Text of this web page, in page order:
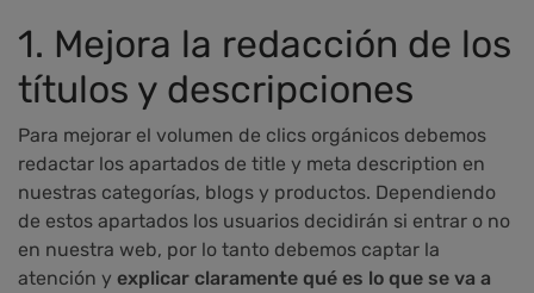
1. Mejora la redacción de los
títulos y descripciones
Para mejorar el volumen de clics orgánicos debemos
redactar los apartados de title y meta description en
nuestras categorías, blogs y productos. Dependiendo
de estos apartados los usuarios decidirán si entrar o no
en nuestra web, por lo tanto debemos captar la
atención y explicar claramente qué es lo que se va a